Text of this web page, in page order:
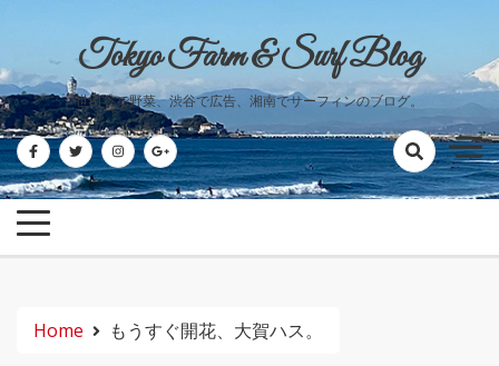
content
Tokyo Farm & Surf Blog
世田谷で野菜、渋谷で広告、湘南でサーフィンのブログ。
Home もうすぐ開花、大賀ハス。